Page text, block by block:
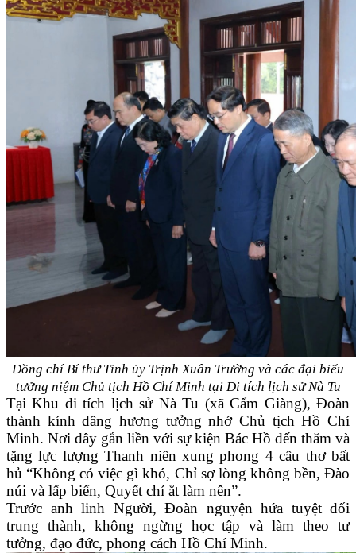
Đồng chí Bí thư Tỉnh ủy Trịnh Xuân Trường và các đại biểu
tưởng niệm Chủ tịch Hồ Chí Minh tại Di tích lịch sử Nà Tu
Tại Khu di tích lịch sử Nà Tu (xã Cẩm Giàng), Đoàn
thành kính dâng hương tưởng nhớ Chủ tịch Hồ Chí
Minh. Nơi đây gắn liền với sự kiện Bác Hồ đến thăm và
tặng lực lượng Thanh niên xung phong 4 câu thơ bất
hủ “Không có việc gì khó, Chỉ sợ lòng không bền, Đào
núi và lấp biển, Quyết chí ắt làm nên”.
Trước anh linh Người, Đoàn nguyện hứa tuyệt đối
trung thành, không ngừng học tập và làm theo tư
tưởng, đạo đức, phong cách Hồ Chí Minh.